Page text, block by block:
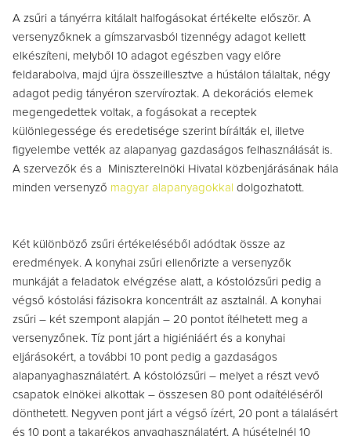
A zsűri a tányérra kitálalt halfogásokat értékelte először. A
versenyzőknek a gímszarvasból tizennégy adagot kellett
elkészíteni, melyből 10 adagot egészben vagy előre
feldarabolva, majd újra összeillesztve a hústálon tálaltak, négy
adagot pedig tányéron szervíroztak. A dekorációs elemek
megengedettek voltak, a fogásokat a receptek
különlegessége és eredetisége szerint bírálták el, illetve
figyelembe vették az alapanyag gazdaságos felhasználását is.
A szervezők és a Miniszterelnöki Hivatal közbenjárásának hála
minden versenyző magyar alapanyagokkal dolgozhatott.
Két különböző zsűri értékeléséből adódtak össze az
eredmények. A konyhai zsűri ellenőrizte a versenyzők
munkáját a feladatok elvégzése alatt, a kóstolózsűri pedig a
végső kóstolási fázisokra koncentrált az asztalnál. A konyhai
zsűri – két szempont alapján – 20 pontot ítélhetett meg a
versenyzőnek. Tíz pont járt a higiéniáért és a konyhai
eljárásokért, a további 10 pont pedig a gazdaságos
alapanyaghasználatért. A kóstolózsűri – melyet a részt vevő
csapatok elnökei alkottak – összesen 80 pont odaítéléséről
dönthetett. Negyven pont járt a végső ízért, 20 pont a tálalásért
és 10 pont a takarékos anyaghasználatért. A húsételnél 10